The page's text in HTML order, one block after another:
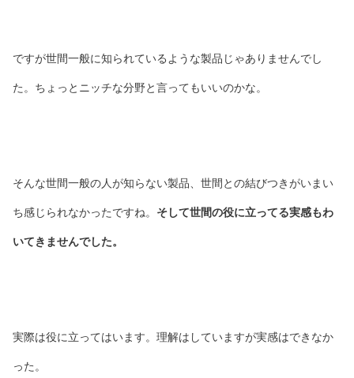
ですが世間一般に知られているような製品じゃありませんでし
た。ちょっとニッチな分野と言ってもいいのかな。
そんな世間一般の人が知らない製品、世間との結びつきがいまい
ち感じられなかったですね。 そして世間の役に立ってる実感もわ
いてきませんでした。
実際は役に立ってはいます。理解はしていますが実感はできなか
った。